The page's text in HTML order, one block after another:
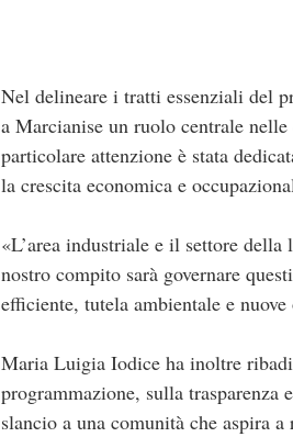
Nel delineare i tratti essenziali del
a Marcianise un ruolo centrale
particolare attenzione è stata
la crescita economica e
«L’area industriale e il settore
nostro compito sarà governare
efficiente, tutela ambientale e
Maria Luigia Iodice ha inoltre
programmazione, sulla
slancio a una comunità che aspira